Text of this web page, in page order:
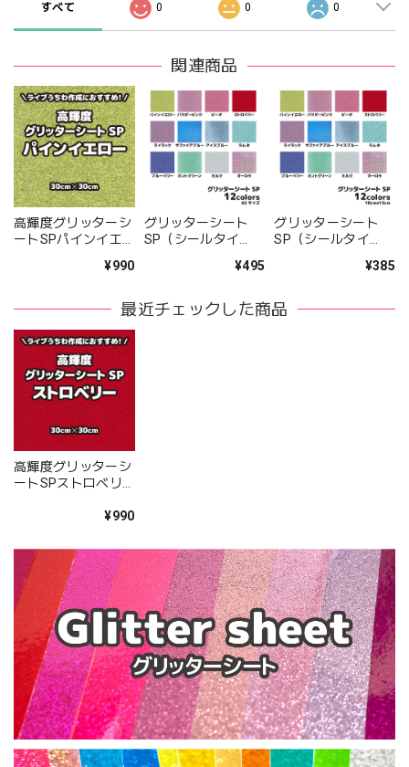
すべて 0 0 0
関連商品
高輝度グリッターシ
ートSPパインイエ
プ） 30cm×30cm¥990
グリッターシート
SP（シールタイ
¥495
グリッターシート
SP（シールタイ
¥385
最近チェックした商品
高輝度グリッターシ
ートSPストロベリ
¥990